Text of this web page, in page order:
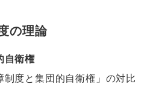
の理論
自衛権
制度と集団的自衛権」の対比